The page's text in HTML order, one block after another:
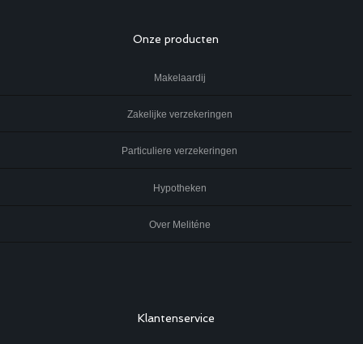
Onze producten
Makelaardij
Zakelijke verzekeringen
Particuliere verzekeringen
Hypotheken
Over Meliténe
Klantenservice